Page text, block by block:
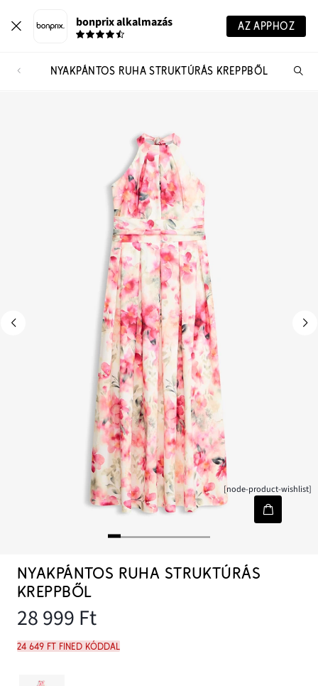
bonprix alkalmazás AZ APPHOZ
NYAKPÁNTOS RUHA STRUKTÚRÁS KREPPBŐL
[node-product-wishlist]
NYAKPÁNTOS RUHA STRUKTÚRÁS
KREPPBŐL
28 999 Ft
24 649 Ft FINED kóddal